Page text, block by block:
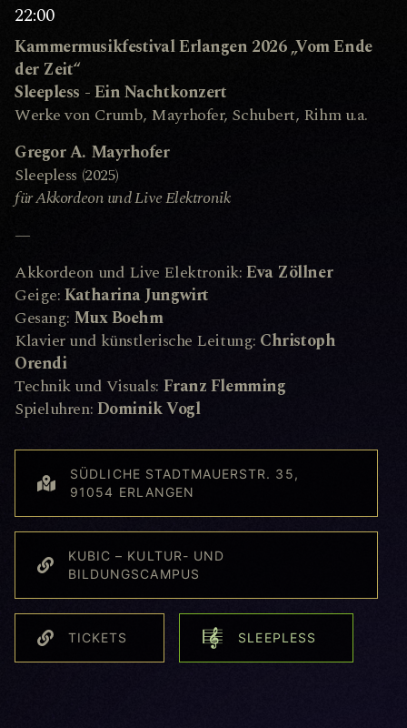
22:00
Kammermusikfestival Erlangen 2026 „Vom Ende
der Zeit“
Sleepless - Ein Nachtkonzert
Werke von Crumb, Mayrhofer, Schubert, Rihm u.a.
Gregor A. Mayrhofer
Sleepless (2025)
für Akkordeon und Live Elektronik
—
Akkordeon und Live Elektronik:Eva Zöllner
Geige:Katharina Jungwirt
Gesang: Mux Boehm
Klavier und künstlerische Leitung: Christoph
Orendi
Technik und Visuals: Franz Flemming
Spieluhren:Dominik Vogl
SÜDLICHE STADTMAUERSTR. 35,
91054 ERLANGEN
KUBIC – KULTUR- UND
BILDUNGSCAMPUS
TICKETS SLEEPLESS